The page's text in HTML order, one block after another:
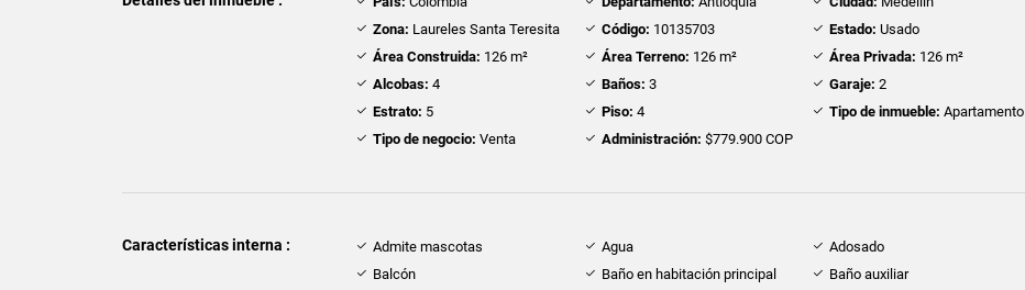
Zona: Laureles Santa Teresita Código: 10135703 Estado: Usado
Área Construida: 126 m² Área Terreno: 126 m² Área Privada: 126 m²
Alcobas: 4 Baños: 3 Garaje: 2
Estrato: 5 Piso: 4 Tipo de inmueble: Apartamento
Tipo de negocio: Venta Administración: $779.900 COP
Características interna : Admite mascotas Agua
Adosado
Balcón
Baño en habitación principal
Baño auxiliar